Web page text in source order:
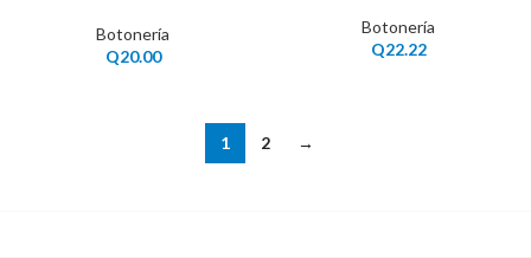
Botonería
Q20.00
Botonería
Q22.22
1 2 →